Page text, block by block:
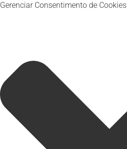
Gerenciar Consentimento de Cookies